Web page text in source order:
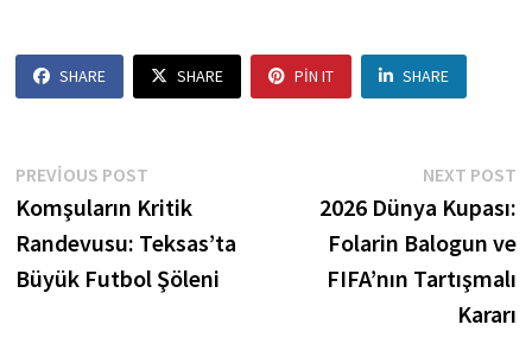
SHARE SHARE PIN IT SHARE
Yazı
gezinmesi
PREVIOUS POSTPrevious
post:
Komşuların Kritik
Randevusu: Teksas’ta
Büyük Futbol Şöleni
NEXT POST
2026 Dünya Kupası:
Folarin Balogun ve
FIFA’nın Tartışmalı
Kararı